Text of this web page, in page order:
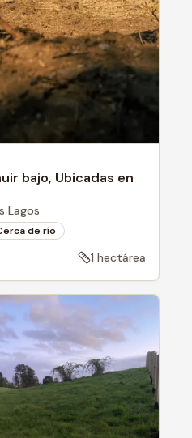
bajo, Ubicadas en
Lagos
de río
1 hectárea